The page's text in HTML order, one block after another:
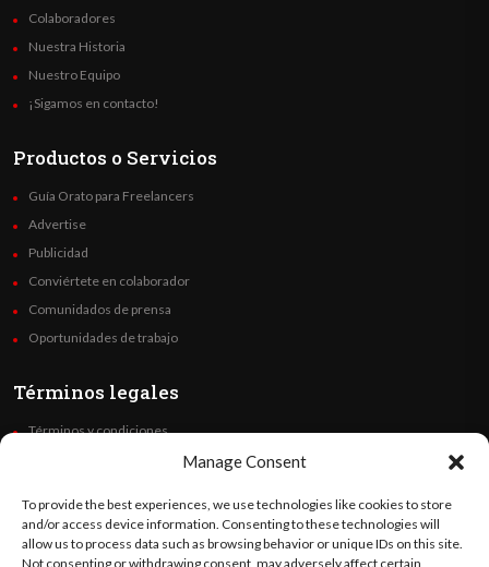
Manage Consent
To provide the best experiences, we use technologies like cookies to store
and/or access device information. Consenting to these technologies will
allow us to process data such as browsing behavior or unique IDs on this site.
Not consenting or withdrawing consent, may adversely affect certain
Colaboradores
Nuestra Historia
Nuestro Equipo
¡Sigamos en contacto!
Productos o Servicios
Guía Orato para Freelancers
Advertise
Publicidad
Conviértete en colaborador
Comunidados de prensa
Oportunidades de trabajo
Términos legales
Términos y condiciones
Code of Ethics